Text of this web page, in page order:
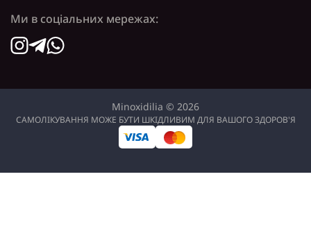
Ми в соціальних мережах:
Minoxidilia © 2026
САМОЛІКУВАННЯ МОЖЕ БУТИ ШКІДЛИВИМ ДЛЯ ВАШОГО ЗДОРОВ'Я